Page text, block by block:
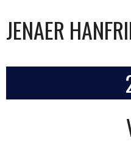
JENAER